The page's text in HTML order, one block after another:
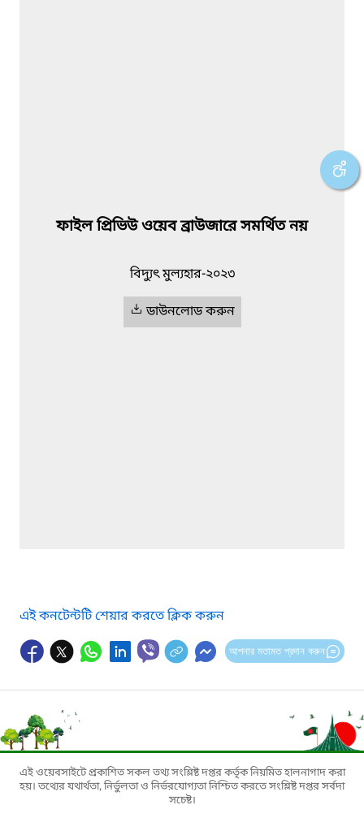
ফাইল প্রিভিউ ওয়েব ব্রাউজারে সমর্থিত নয়
বিদ্যুৎ মুল্যহার-২০২৩
ডাউনলোড করুন
এই কনটেন্টটি শেয়ার করতে ক্লিক করুন
আপনার মতামত প্রদান করুন
এই ওয়েবসাইটে প্রকাশিত সকল তথ্য সংশ্লিষ্ট দপ্তর কর্তৃক নিয়মিত হালনাগাদ করা
হয়। তথ্যের যথার্থতা, নির্ভুলতা ও নির্ভরযোগ্যতা নিশ্চিত করতে সংশ্লিষ্ট দপ্তর সর্বদা
সচেষ্ট।